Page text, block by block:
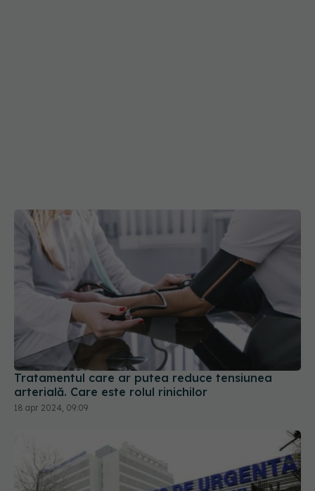
Tratamentul care ar putea reduce tensiunea
arterială. Care este rolul rinichilor
18 apr 2024, 09:09